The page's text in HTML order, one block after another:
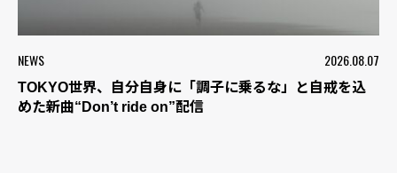
NEWS 2026.08.07
TOKYO世界、自分自身に「調子に乗るな」と自戒を込
めた新曲“Don’t ride on”配信